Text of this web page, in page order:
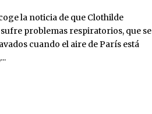
la noticia de que Clothilde
problemas respiratorios, que se
cuando el aire de París está